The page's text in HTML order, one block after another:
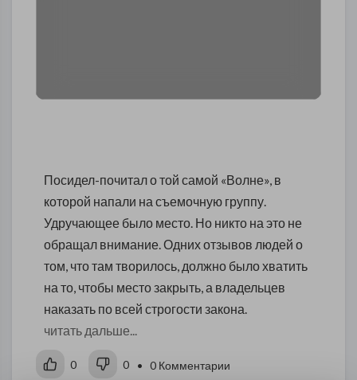
Посидел-почитал о той самой «Волне», в
которой напали на съемочную группу.
Удручающее было место. Но никто на это не
обращал внимание. Одних отзывов людей о
том, что там творилось, должно было хватить
на то, чтобы место закрыть, а владельцев
наказать по всей строгости закона.
читать дальше...
0 0 • 0 Комментарии